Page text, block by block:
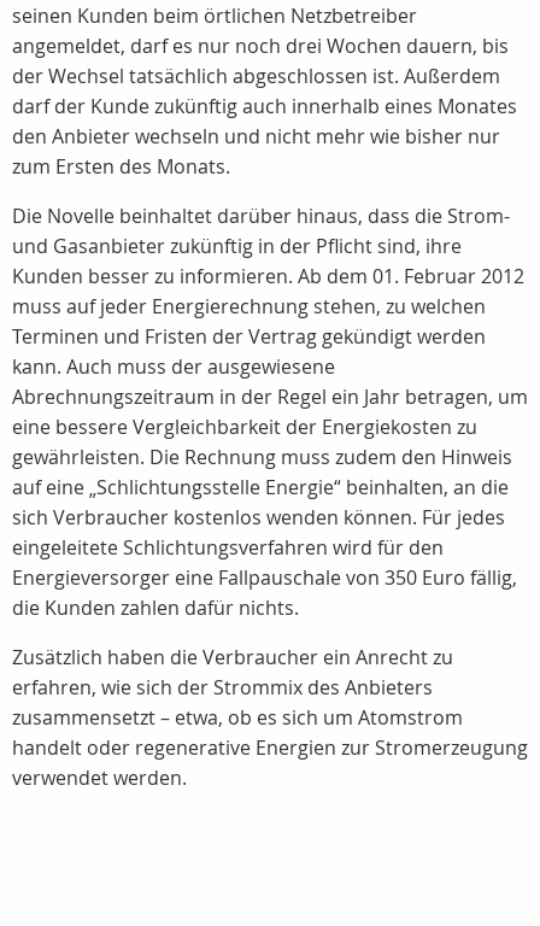
seinen Kunden beim örtlichen Netzbetreiber
angemeldet, darf es nur noch drei Wochen dauern, bis
der Wechsel tatsächlich abgeschlossen ist. Außerdem
darf der Kunde zukünftig auch innerhalb eines Monates
den Anbieter wechseln und nicht mehr wie bisher nur
zum Ersten des Monats.
Die Novelle beinhaltet darüber hinaus, dass die Strom-
und Gasanbieter zukünftig in der Pflicht sind, ihre
Kunden besser zu informieren. Ab dem 01. Februar 2012
muss auf jeder Energierechnung stehen, zu welchen
Terminen und Fristen der Vertrag gekündigt werden
kann. Auch muss der ausgewiesene
Abrechnungszeitraum in der Regel ein Jahr betragen, um
eine bessere Vergleichbarkeit der Energiekosten zu
gewährleisten. Die Rechnung muss zudem den Hinweis
auf eine „Schlichtungsstelle Energie“ beinhalten, an die
sich Verbraucher kostenlos wenden können. Für jedes
eingeleitete Schlichtungsverfahren wird für den
Energieversorger eine Fallpauschale von 350 Euro fällig,
die Kunden zahlen dafür nichts.
Zusätzlich haben die Verbraucher ein Anrecht zu
erfahren, wie sich der Strommix des Anbieters
zusammensetzt – etwa, ob es sich um Atomstrom
handelt oder regenerative Energien zur Stromerzeugung
verwendet werden.